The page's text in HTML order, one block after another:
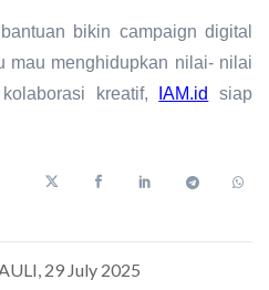
bikin campaign digital
mau menghidupkan nilai- nilai
kreatif,
IAM.id
siap
, 29 July 2025